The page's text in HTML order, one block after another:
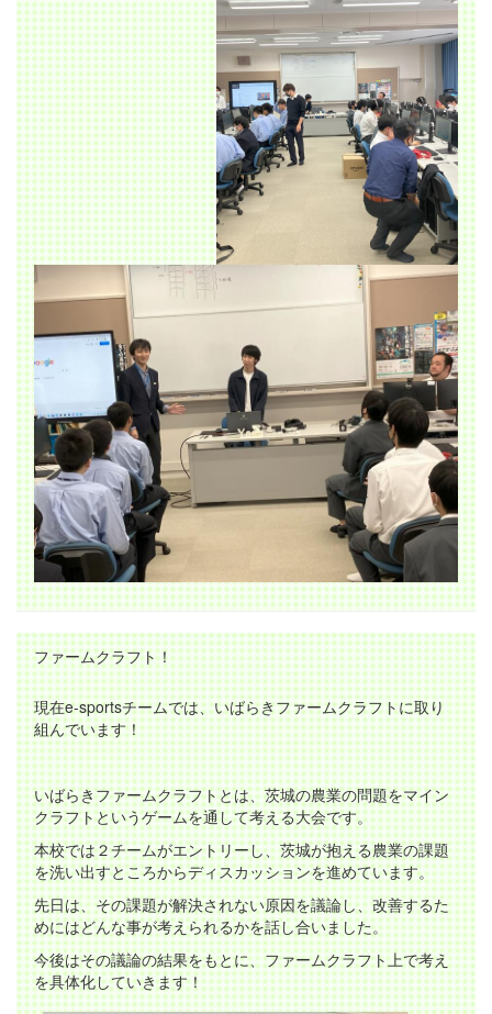
ファームクラフト！
現在e-sportsチームでは、いばらきファームクラフトに取り
組んでいます！
いばらきファームクラフトとは、茨城の農業の問題をマイン
クラフトというゲームを通して考える大会です。
本校では２チームがエントリーし、茨城が抱える農業の課題
を洗い出すところからディスカッションを進めています。
先日は、その課題が解決されない原因を議論し、改善するた
めにはどんな事が考えられるかを話し合いました。
今後はその議論の結果をもとに、ファームクラフト上で考え
を具体化していきます！